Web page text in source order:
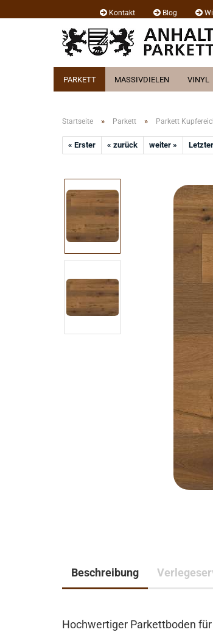
Kontakt Blog
PARKETT MASSIVDIELEN VINYL
Startseite » Parkett » Parkett
« Erster « zurück weiter »
Beschreibung
Hochwertiger Parkettboden